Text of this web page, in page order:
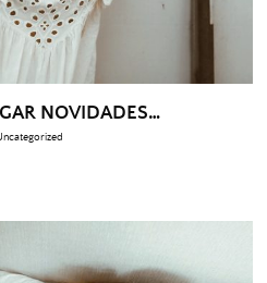
NOVIDADES…